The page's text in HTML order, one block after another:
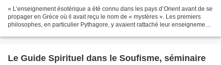
« L’enseignement ésotérique a été connu dans les pays d’Orient avant de se
propager en Grèce où il avait reçu le nom de « mystères ». Les premiers
philosophes, en particulier Pythagore, y avaient rattaché leur enseignement,
Le Guide Spirituel dans le Soufisme, séminaire